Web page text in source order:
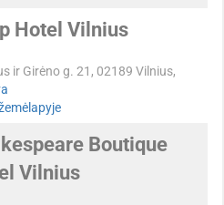
Hotel Vilnius
ir Girėno g. 21, 02189 Vilnius,
Boutique
Vilnius